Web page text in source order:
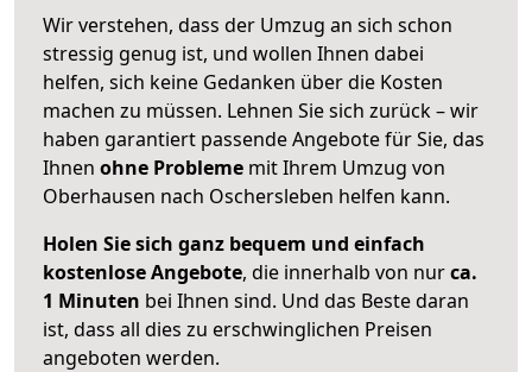
Wir verstehen, dass der Umzug an sich schon
stressig genug ist, und wollen Ihnen dabei
helfen, sich keine Gedanken über die Kosten
machen zu müssen. Lehnen Sie sich zurück – wir
haben garantiert passende Angebote für Sie, das
Ihnen ohne Probleme mit Ihrem Umzug von
Oberhausen nach Oschersleben helfen kann.
Holen Sie sich ganz bequem und einfach
kostenlose Angebote, die innerhalb von nurca.
1 Minuten bei Ihnen sind. Und das Beste daran
ist, dass all dies zu erschwinglichen Preisen
angeboten werden.